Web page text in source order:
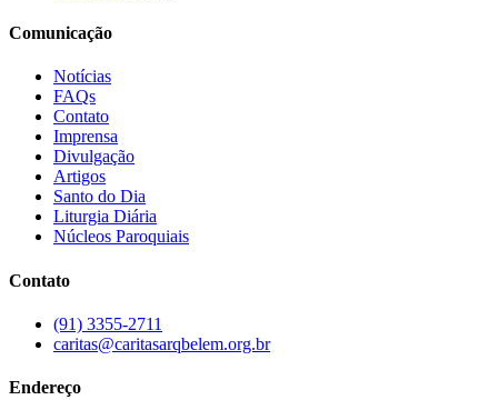
Comunicação
Notícias
FAQs
Contato
Imprensa
Divulgação
Artigos
Santo do Dia
Liturgia Diária
Núcleos Paroquiais
Contato
(91) 3355-2711
caritas@caritasarqbelem.org.br
Endereço